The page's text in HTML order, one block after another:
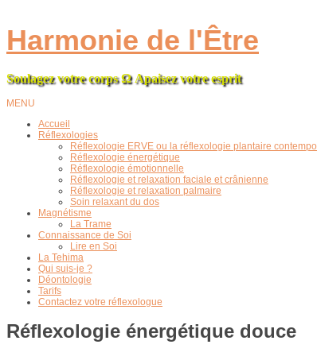
Harmonie de l'Être
Soulagez votre corpsΩApaisez votre esprit
MENU
Accueil
Réflexologies
Réflexologie ERVE ou la réflexologie plantaire
Réflexologie énergétique
Réflexologie émotionnelle
Réflexologie et relaxation faciale et crânienne
Réflexologie et relaxation palmaire
Soin relaxant du dos
Magnétisme
La Trame
Connaissance de Soi
Lire en Soi
La Tehima
Qui suis-je ?
Déontologie
Tarifs
Contactez votre réflexologue
Réflexologie énergétique douce